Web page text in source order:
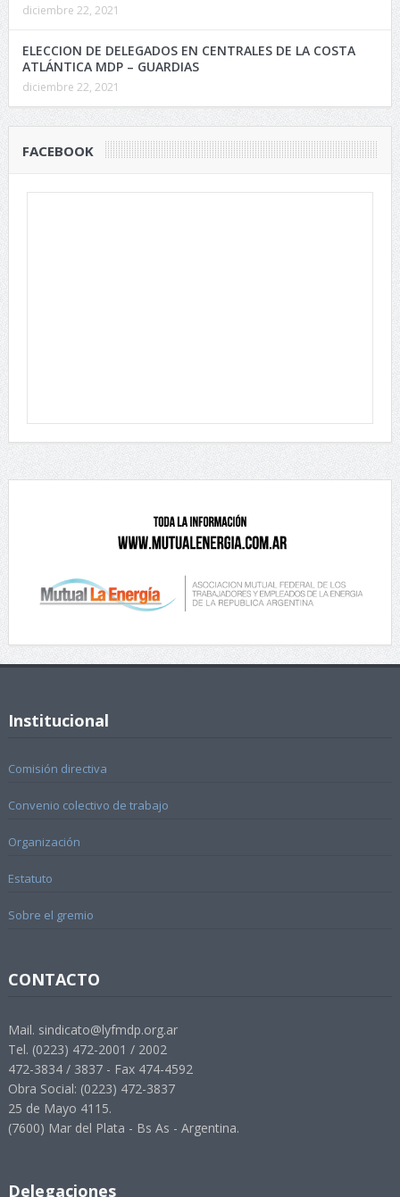
diciembre 22, 2021
ELECCION DE DELEGADOS EN CENTRALES DE LA COSTA
ATLÁNTICA MDP – GUARDIAS
diciembre 22, 2021
FACEBOOK
Institucional
Comisión directiva
Convenio colectivo de trabajo
Organización
Estatuto
Sobre el gremio
CONTACTO
Mail. sindicato@lyfmdp.org.ar
Tel. (0223) 472-2001 / 2002
472-3834 / 3837 - Fax 474-4592
Obra Social: (0223) 472-3837
25 de Mayo 4115.
(7600) Mar del Plata - Bs As - Argentina.
Delegaciones